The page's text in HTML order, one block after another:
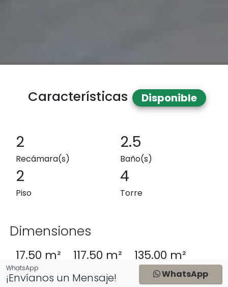
Características Disponible
2
Recámara(s)
2.5
Baño(s)
2
Piso
4
Torre
Dimensiones
17.50 m²
Exterior
117.50 m² 135.00 m²
Total
WhatsApp
¡Envíanos un Mensaje! WhatsApp